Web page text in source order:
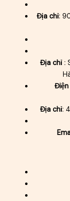
Địa chỉ:
Địa chỉ:
Địa chỉ: